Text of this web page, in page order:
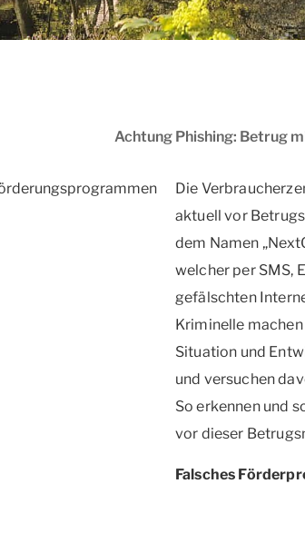
Achtung Phishing: Betrug
Die
aktuell vor
dem Namen
welcher per SMS,
gefälschten
Kriminelle
Situation und
und versuchen
So erkennen und
vor dieser
Falsches